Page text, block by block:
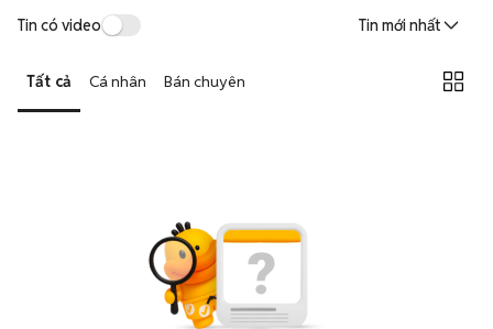
Tin có video Tin mới nhất
Tất cả Cá nhân Bán chuyên